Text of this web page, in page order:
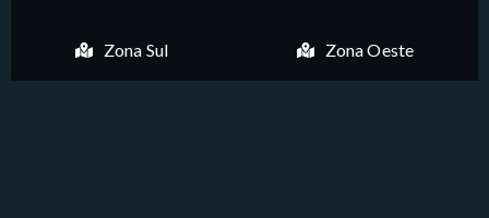
Zona Sul Zona Oeste